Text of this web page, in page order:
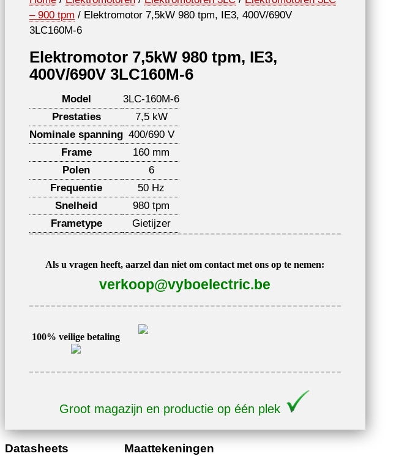
– 900 tpm / Elektromotor 7,5kW 980 tpm, IE3, 400V/690V
3LC160M-6
Elektromotor 7,5kW 980 tpm, IE3,
400V/690V 3LC160M-6
Model
3LC-160M-6
Prestaties
7,5 kW
Nominale spanning 400/690 V
Frame
160 mm
Polen
6
Frequentie
50 Hz
Snelheid
980 tpm
Frametype
Gietijzer
Als u vragen heeft, aarzel dan niet om contact met ons op te nemen:
verkoop@vyboelectric.be
100% veilige betaling
Groot magazijn en productie op één plek
Datasheets Maattekeningen